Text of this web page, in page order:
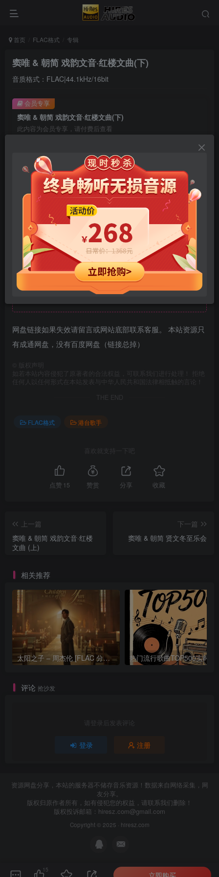
首页 FLAC格式 专辑
窦唯 & 朝简 戏韵文音·红楼文曲(下)
音质格式：FLAC|44.1kHz/16bit
窦唯 & 朝简 戏韵文音·红楼文曲(下)
此内容为会员专享，请付费后查看
9.9 99
年卡会员 免费 永久会员
立即购买
您当前未登录！建议登陆后购买，可保存购买订单
会员专享
戏韵文音·红楼文曲(下)
资源下载地址：
此处内容已隐藏，请付费后查看
网盘链接如果失效请留言或网站底部联系客服。 本站资源只
有成通网盘，没有百度网盘（链接总掉）
版权声明
如若本站内容侵犯了原著者的合法权益，可联系我们进行处理！ 拒绝
任何人以任何形式在本站发表与中华人民共和国法律相抵触的言论！
THE END
FLAC格式 港台歌手
喜欢就支持一下吧
点赞 15 赞赏 分享 收藏
上一篇
窦唯 & 朝简 戏韵文音·红楼
文曲 (上)
下一篇
窦唯 & 朝简 贤文冬至乐会
相关推荐
太阳之子 – 周杰伦 [FLAC 分轨 192Khz 24bit]
评论 抢沙发
请登录后发表评论
登录 注册
资源网盘分享，本站的服务器不储存音乐资源！数据来自网络采集，网
友分享。
版权归原作者所有，如有侵犯您的权益，请联系我们删除！
版权投诉邮箱： hiresz.com@gmail.com
Copyright © 2025 · hiresz.com
15
立即购买